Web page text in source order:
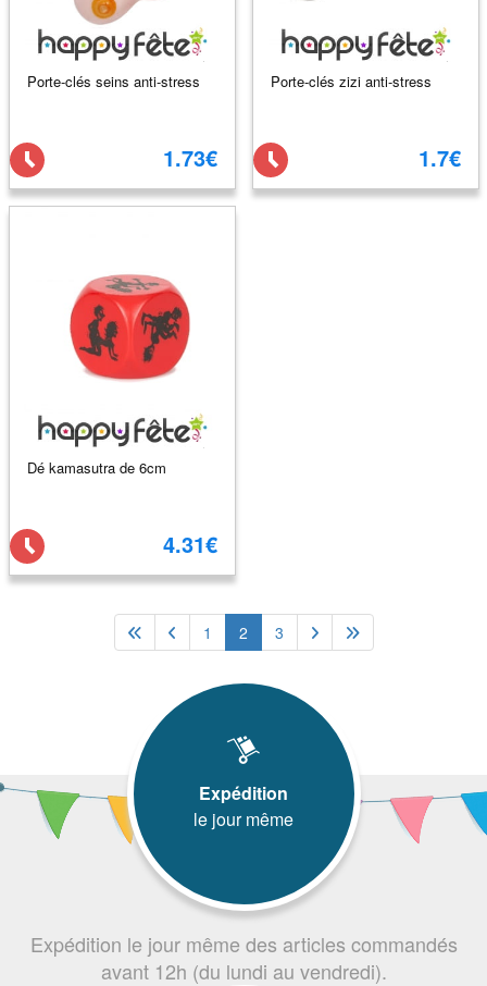
Porte-clés seins anti-stress
1.73€
Porte-clés zizi anti-stress
1.7€
Dé kamasutra de 6cm
4.31€
1 2 3
Expédition
le jour même
Expédition le jour même des articles commandés
avant 12h (du lundi au vendredi).